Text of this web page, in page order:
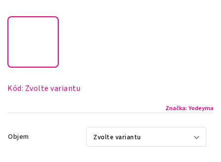
Kód: Zvolte variantu
Značka: Yodeyma
Objem